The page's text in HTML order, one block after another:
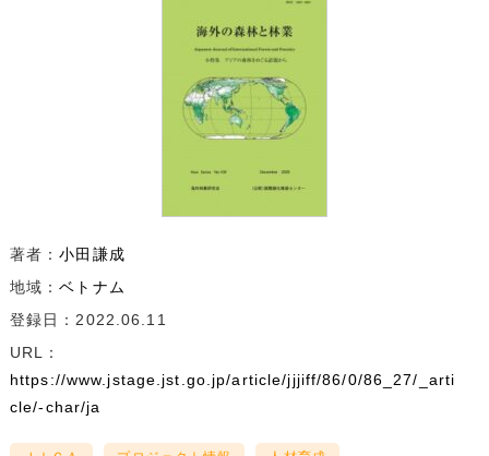
著者：小田謙成
地域：ベトナム
登録日：2022.06.11
URL：
https://www.jstage.jst.go.jp/article/jjjiff/86/0/86_27/_arti
cle/-char/ja